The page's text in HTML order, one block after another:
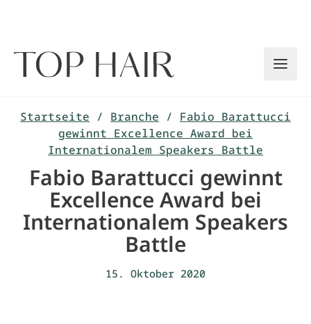
Startseite / Branche / Fabio Barattucci
gewinnt Excellence Award bei
Internationalem Speakers Battle
Fabio Barattucci gewinnt
Excellence Award bei
Internationalem Speakers
Battle
15. Oktober 2020